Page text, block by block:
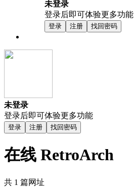
未登录
登录后即可体验更多功能
登录 注册 找回密码
未登录
登录后即可体验更多功能
登录 注册 找回密码
在线 RetroArch
共 1 篇网址